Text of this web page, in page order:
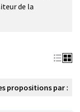
de la
propositions par :